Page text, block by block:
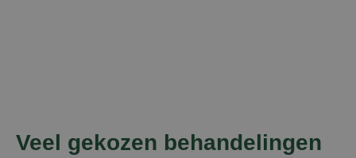
Veel gekozen behandelingen